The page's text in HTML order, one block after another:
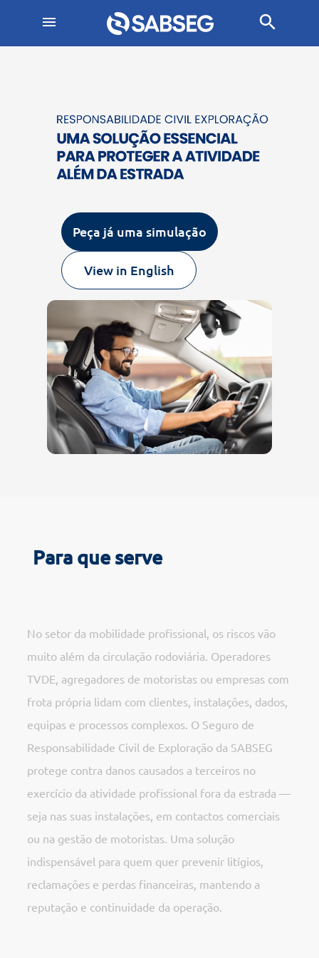
menu search
Peça já uma simulação
View in English
Para que serve
No setor da mobilidade profissional, os riscos vão
muito além da circulação rodoviária. Operadores
TVDE, agregadores de motoristas ou empresas com
frota própria lidam com clientes, instalações, dados,
equipas e processos complexos. O Seguro de
Responsabilidade Civil de Exploração da SABSEG
protege contra danos causados a terceiros no
exercício da atividade profissional fora da estrada —
seja nas suas instalações, em contactos comerciais
ou na gestão de motoristas. Uma solução
indispensável para quem quer prevenir litígios,
reclamações e perdas financeiras, mantendo a
reputação e continuidade da operação.